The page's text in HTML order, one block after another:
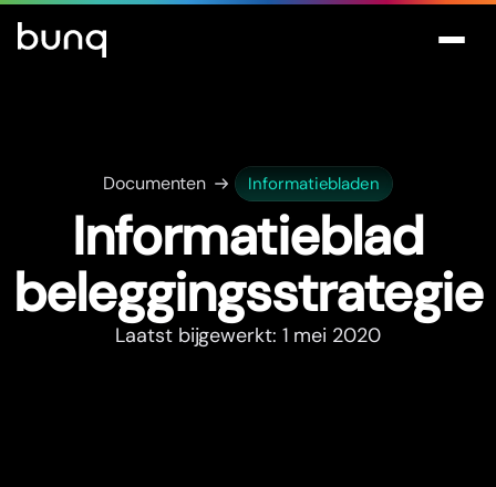
Documenten Informatiebladen
Informatieblad
beleggingsstrategie
Laatst bijgewerkt: 1 mei 2020